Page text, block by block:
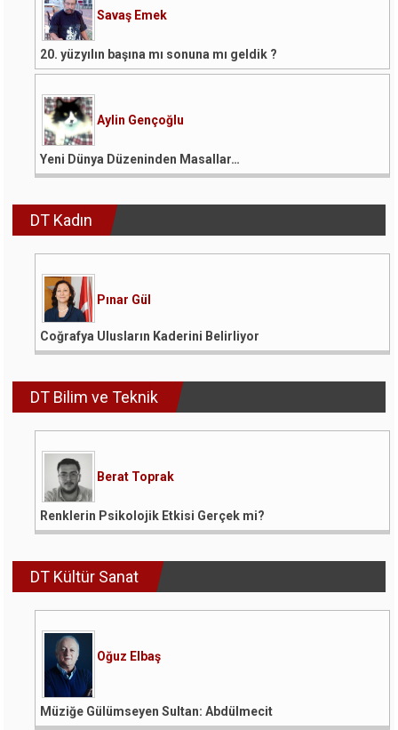
Savaş Emek
20. yüzyılın başına mı sonuna mı geldik ?
Aylin Gençoğlu
Yeni Dünya Düzeninden Masallar…
DT Kadın
Pınar Gül
Coğrafya Ulusların Kaderini Belirliyor
DT Bilim ve Teknik
Berat Toprak
Renklerin Psikolojik Etkisi Gerçek mi?
DT Kültür Sanat
Oğuz Elbaş
Müziğe Gülümseyen Sultan: Abdülmecit